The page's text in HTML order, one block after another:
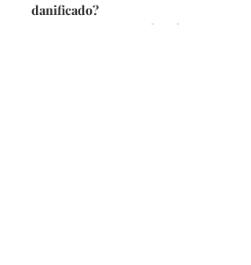
danificado?
Se por acaso seu quadro chegar